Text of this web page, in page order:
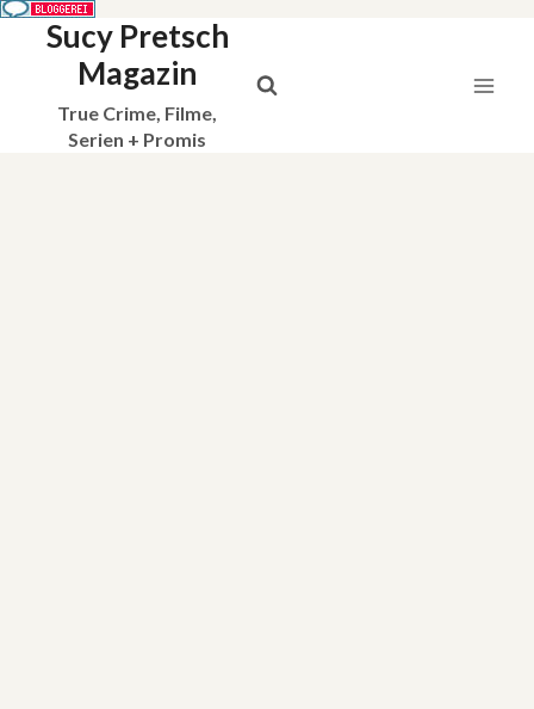
Sucy Pretsch
Magazin
True Crime, Filme,
Serien + Promis